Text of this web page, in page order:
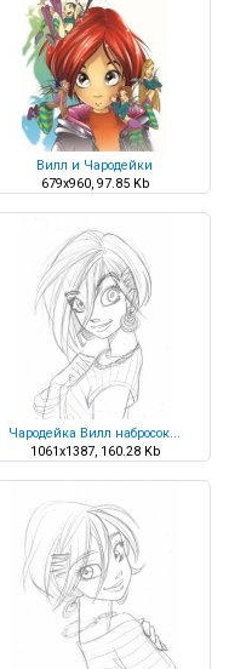
Вилл и Чародейки
679x960, 97.85 Kb
Чародейка Вилл набросок...
1061x1387, 160.28 Kb